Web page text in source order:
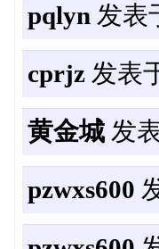
pqlyn 发表
cprjz发表
黄金城发
pzwxs600